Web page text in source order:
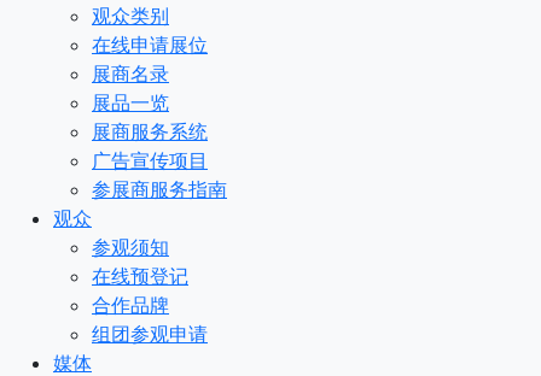
观众类别
在线申请展位
展商名录
展品一览
展商服务系统
广告宣传项目
参展商服务指南
观众
参观须知
在线预登记
合作品牌
组团参观申请
媒体